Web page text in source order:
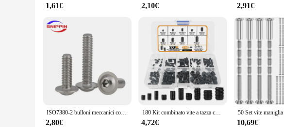
**Designed for Convenience**
use. The lightweight nature of the tool ensures that it can be used for extended
perfection. The vite Viti is a testament to the vite brand's commitment to quality
1,61€ 2,10€ 2,91€
ISO7380-2 bulloni meccanici con esagono incassato a testa tonda da M2 a M12 SUS304 viti per mobili elementi di fissaggio in metallo durevoli
2,80€
180 Kit combinato vite a tazza con esagono incassato da M3 a M8 nero, 9 dimensioni di viti per maniglie delle porte, rubinetti, riparazioni di lampade
4,72€ 10,69€